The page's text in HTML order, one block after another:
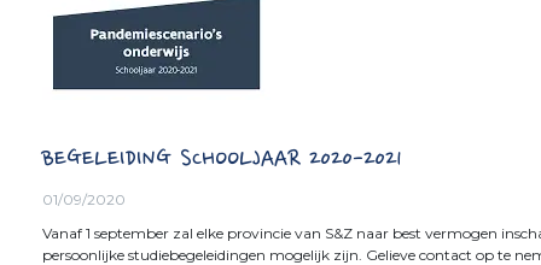
BEGELEIDING SCHOOLJAAR 2020-2021
01/09/2020
Vanaf 1 september zal elke provincie van S&Z naar best vermogen
persoonlijke studiebegeleidingen mogelijk zijn. Gelieve contact op te